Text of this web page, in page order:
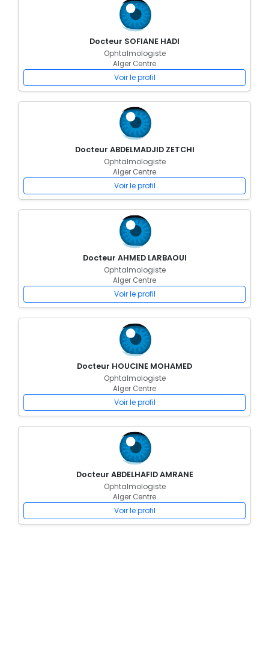
Docteur SOFIANE HADI
Ophtalmologiste
Alger Centre
Voir le profil
Docteur ABDELMADJID ZETCHI
Ophtalmologiste
Alger Centre
Voir le profil
Docteur AHMED LARBAOUI
Ophtalmologiste
Alger Centre
Voir le profil
Docteur HOUCINE MOHAMED
Ophtalmologiste
Alger Centre
Voir le profil
Docteur ABDELHAFID AMRANE
Ophtalmologiste
Alger Centre
Voir le profil